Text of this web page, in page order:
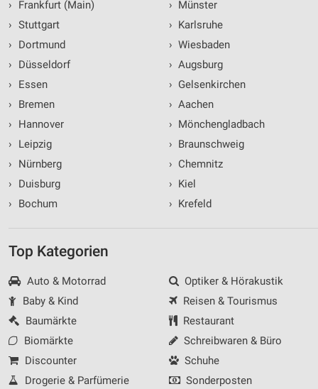
›
Frankfurt (Main)
› Stuttgart
›
Dortmund
›
Düsseldorf
›
Essen
›
Bremen
›
Hannover
›
Leipzig
›
Nürnberg
›
Duisburg
›
Bochum
› Münster
› Karlsruhe
› Wiesbaden
› Augsburg
› Gelsenkirchen
› Aachen
› Mönchengladbach
› Braunschweig
› Chemnitz
› Kiel
› Krefeld
Top Kategorien
Auto & Motorrad
Baby & Kind
Baumärkte
Biomärkte
Discounter
Drogerie & Parfümerie
Optiker & Hörakustik
Reisen & Tourismus
Restaurant
Schreibwaren & Büro
Schuhe
Sonderposten